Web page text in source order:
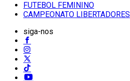
FUTEBOL FEMININO
CAMPEONATO LIBERTADORES
siga-nos